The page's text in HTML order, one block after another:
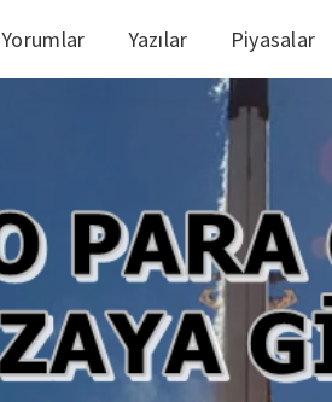
Yorumlar Yazılar Piyasalar